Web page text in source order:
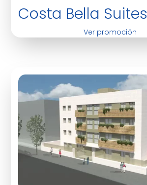
Costa Bella Suites
Ver promoción